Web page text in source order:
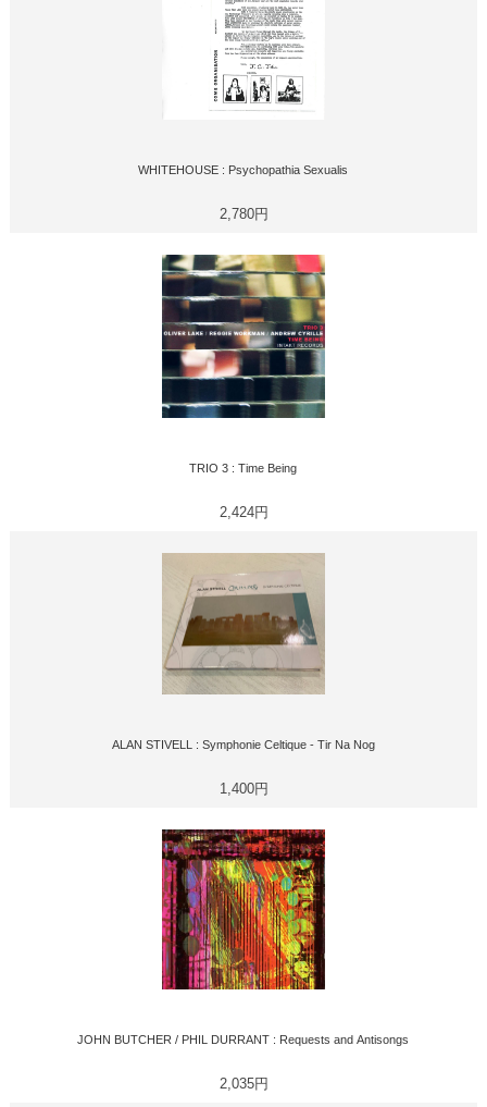
WHITEHOUSE : Psychopathia Sexualis
2,780円
TRIO 3 : Time Being
2,424円
ALAN STIVELL : Symphonie Celtique - Tir Na Nog
1,400円
JOHN BUTCHER / PHIL DURRANT : Requests and Antisongs
2,035円